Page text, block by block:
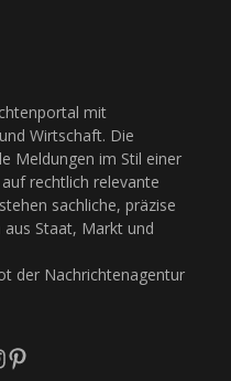
mit
Wirtschaft. Die
Meldungen im Stil einer
rechtlich relevante
sachliche, präzise
Staat, Markt und
der Nachrichtenagentur